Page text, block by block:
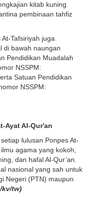
kitab kuning
pembinaan tahfiz
Tafsiriyah juga
di bawah naungan
Pendidikan Muadalah
NSSPM:
Satuan Pendidikan
NSSPM:
Ayat Al-Qur'an
lulusan Ponpes At-
agama yang kokoh,
dan hafal Al-Qur’an.
nasional yang sah untuk
Negeri (PTN) maupun
kv/tw)